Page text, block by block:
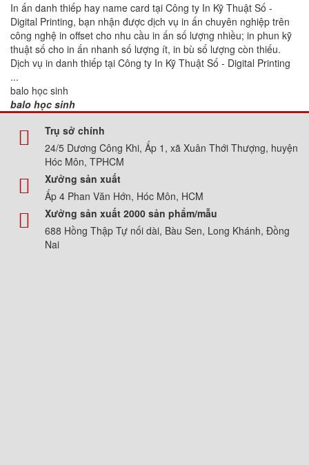
In ấn danh thiếp hay name card tại Công ty In Kỹ Thuật Số -
Digital Printing, bạn nhận được dịch vụ in ấn chuyên nghiệp trên
công nghệ in offset cho nhu cầu in ấn số lượng nhiều; in phun kỹ
thuật số cho in ấn nhanh số lượng ít, in bù số lượng còn thiếu.
Dịch vụ in danh thiếp tại Công ty In Kỹ Thuật Số - Digital Printing
...
balo học sinh
balo học sinh
Trụ sở chính
24/5 Dương Công Khi, Ấp 1, xã Xuân Thới Thượng, huyện
Hóc Môn, TPHCM
Xưởng sản xuất
Ấp 4 Phan Văn Hớn, Hóc Môn, HCM
Xưởng sản xuất 2000 sản phẩm/mẫu
688 Hồng Thập Tự nối dài, Bàu Sen, Long Khánh, Đồng
Nai